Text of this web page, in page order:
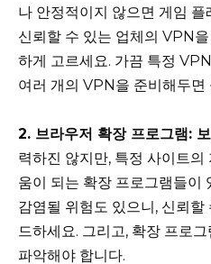
나 안정적이지 않으면 게임
신뢰할 수 있는 업체의 VPN
하게 고르세요. 가끔 특정
여러 개의 VPN을 준비해두면
2. 브라우저 확장 프로그램:
력하진 않지만, 특정 사이트
움이 되는 확장 프로그램들이
감염될 위험도 있으니, 신뢰
드하세요. 그리고, 확장 프로
파악해야 합니다.